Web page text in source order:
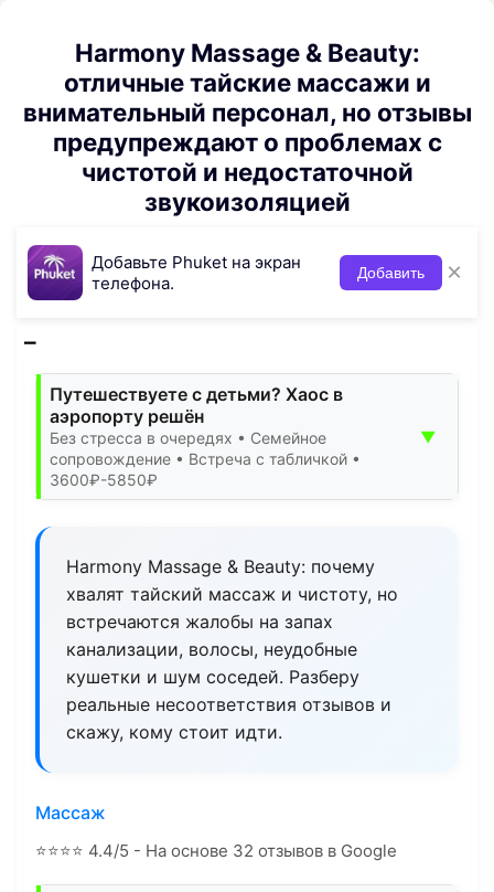
Harmony Massage & Beauty:
отличные тайские массажи и
внимательный персонал, но отзывы
предупреждают о проблемах с
чистотой и недостаточной
звукоизоляцией
Добавьте Phuket на экран
телефона.
Добавить ×
Путешествуете с детьми? Хаос в
аэропорту решён
Без стресса в очередях • Семейное
сопровождение • Встреча с табличкой •
3600₽-5850₽
▼
Harmony Massage & Beauty: почему
хвалят тайский массаж и чистоту, но
встречаются жалобы на запах
канализации, волосы, неудобные
кушетки и шум соседей. Разберу
реальные несоответствия отзывов и
скажу, кому стоит идти.
Массаж
⭐⭐⭐⭐ 4.4/5 - На основе 32 отзывов в Google